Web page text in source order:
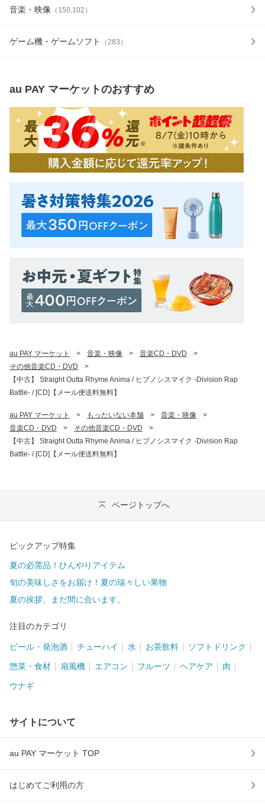
音楽・映像 （ 150,102 ）
ゲーム機・ゲームソフト （283 ）
au PAY マーケットのおすすめ
au PAY マーケット > 音楽・映像 > 音楽CD・DVD
>
その他音楽CD・DVD
>
【中古】 Straight Outta Rhyme Anima / ヒプノシスマイク -Division Rap
Battle- / [CD]【メール便送料無料】
au PAY マーケット > もったいない本舗 > 音楽・映像
>
音楽CD・DVD
> その他音楽CD・DVD
>
【中古】 Straight Outta Rhyme Anima / ヒプノシスマイク -Division Rap
Battle- / [CD]【メール便送料無料】
ページトップへ
ピックアップ特集
夏の必需品！ひんやりアイテム
旬の美味しさをお届け！夏の瑞々しい果物
夏の挨拶、まだ間に合います。
注目のカテゴリ
ビール・発泡酒 チューハイ 水 お茶飲料 ソフトドリンク
惣菜・食材 扇風機 エアコン フルーツ ヘアケア 肉
ウナギ
サイトについて
au PAY マーケット TOP
はじめてご利用の方